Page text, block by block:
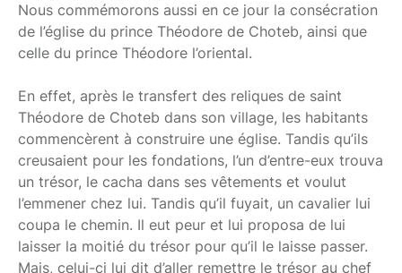
Nous commémorons aussi en ce jour la consécration
de l’église du prince Théodore de Choteb, ainsi que
celle du prince Théodore l’oriental.
En effet, après le transfert des reliques de saint
Théodore de Choteb dans son village, les habitants
commencèrent à construire une église. Tandis qu’ils
creusaient pour les fondations, l’un d’entre-eux trouva
un trésor, le cacha dans ses vêtements et voulut
l’emmener chez lui. Tandis qu’il fuyait, un cavalier lui
coupa le chemin. Il eut peur et lui proposa de lui
laisser la moitié du trésor pour qu’il le laisse passer.
Mais, celui-ci lui dit d’aller remettre le trésor au chef